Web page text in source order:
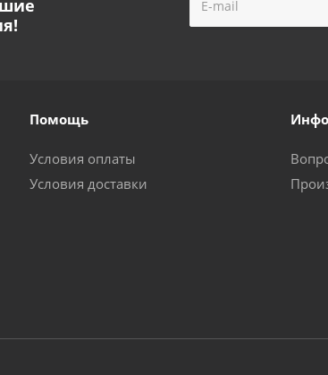
Помощь
Условия оплаты
Условия доставки